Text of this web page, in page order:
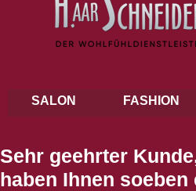
SALON FASHION
Sehr geehrter
haben Ihnen